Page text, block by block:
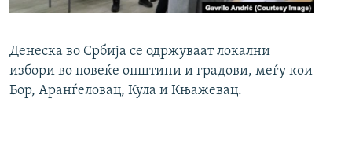
Денеска во Србија се одржуваат локални
избори во повеќе општини и градови, меѓу кои
Бор, Аранѓеловац, Кула и Књажевац.